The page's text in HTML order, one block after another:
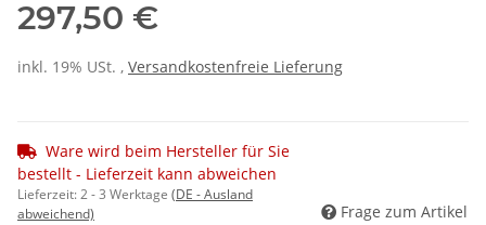
297,50 €
inkl. 19% USt. , Versandkostenfreie Lieferung
Ware wird beim Hersteller für Sie
bestellt - Lieferzeit kann abweichen
Lieferzeit:2 - 3 Werktage (DE - Ausland
abweichend)
Frage zum Artikel